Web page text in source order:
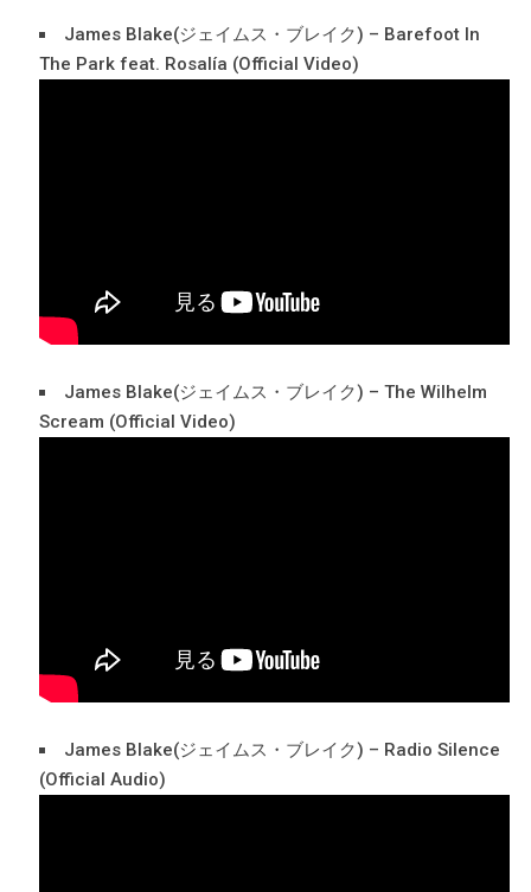
James Blake(ジェイムス・ブレイク) – Barefoot In
The Park feat. Rosalía (Official Video)
James Blake(ジェイムス・ブレイク) – The Wilhelm
Scream (Official Video)
James Blake(ジェイムス・ブレイク) – Radio Silence
(Official Audio)